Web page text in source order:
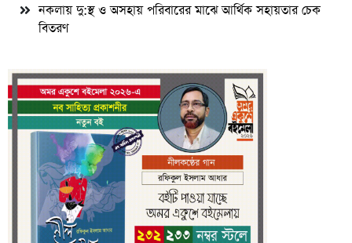
নকলায় দু:স্থ ও অসহায় পরিবারের মাঝে আর্থিক সহায়তার চেক
বিতরণ